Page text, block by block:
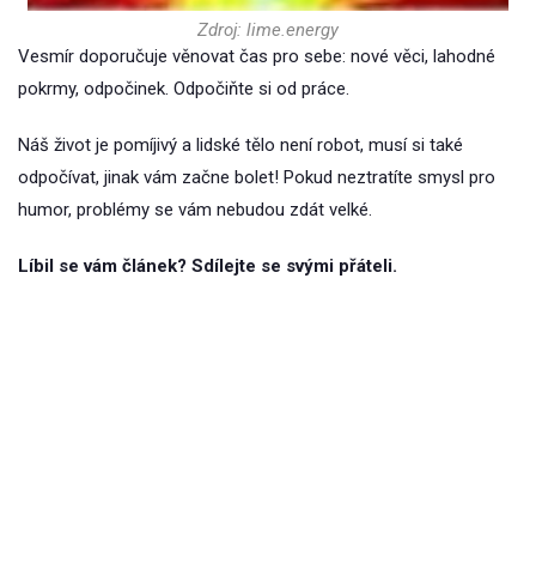
Zdroj: lime.energy
Vesmír doporučuje věnovat čas pro sebe: nové věci, lahodné
pokrmy, odpočinek. Odpočiňte si od práce.
Náš život je pomíjivý a lidské tělo není robot, musí si také
odpočívat, jinak vám začne bolet! Pokud neztratíte smysl pro
humor, problémy se vám nebudou zdát velké.
Líbil se vám článek? Sdílejte se svými přáteli.